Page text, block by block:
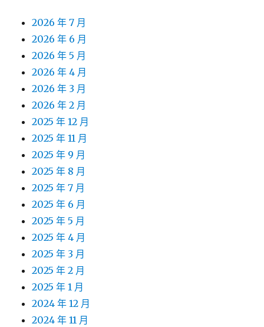
2026 年 7 月
2026 年 6 月
2026 年 5 月
2026 年 4 月
2026 年 3 月
2026 年 2 月
2025 年 12 月
2025 年 11 月
2025 年 9 月
2025 年 8 月
2025 年 7 月
2025 年 6 月
2025 年 5 月
2025 年 4 月
2025 年 3 月
2025 年 2 月
2025 年 1 月
2024 年 12 月
2024 年 11 月